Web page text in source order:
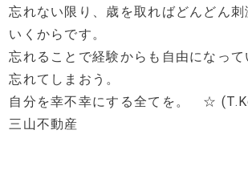
忘れない限り、歳を取ればどんどん刺
いくからです。
忘れることで経験からも自由になって
忘れてしまおう。
自分を幸不幸にする全てを。 ☆
三山不動産